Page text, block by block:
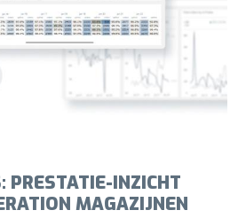
PRESTATIE-INZICHT
MAGAZIJNEN